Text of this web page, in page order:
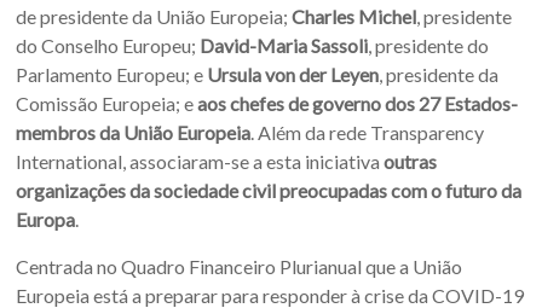
de presidente da União Europeia;Charles Michel , presidente
do Conselho Europeu; David-Maria Sassoli , presidente do
Parlamento Europeu; e Ursula von der Leyen , presidente da
Comissão Europeia; eaos chefes de governo dos 27 Estados-
membros da União Europeia . Além da rede Transparency
International, associaram-se a esta iniciativaoutras
organizações da sociedade civil preocupadas com o futuro da
Europa
Centrada no Quadro Financeiro Plurianual que a União
Europeia está a preparar para responder à crise da COVID-19